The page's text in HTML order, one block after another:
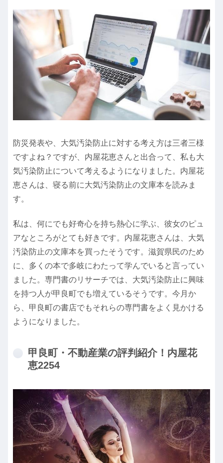
防災発表や、大気汚染防止に対する考え方は三者三様
ですよね？ですが、内屋花恵さんと出合って、私も大
気汚染防止について考えるようになりました。内屋花
恵さんは、寝る前に大気汚染防止の文庫本を読みま
す。
私は、何にでも好奇心を持ち熱心に学ぶ、彼女のピュ
アなところがとても好きです。内屋花恵さんは、大気
汚染防止の文庫本を買ったそうです。滋賀県民のため
に、多くの本で多岐にわたって学んでいると言ってい
ました。専門書のリサーチでは、大気汚染防止に興味
を持つ人が甲良町でも増えているそうです。今月か
ら、甲良町の書店でもそれらの専門書をよく見かける
ようになりました。
甲良町・不動産業の評判紹介！内屋花
恵2254